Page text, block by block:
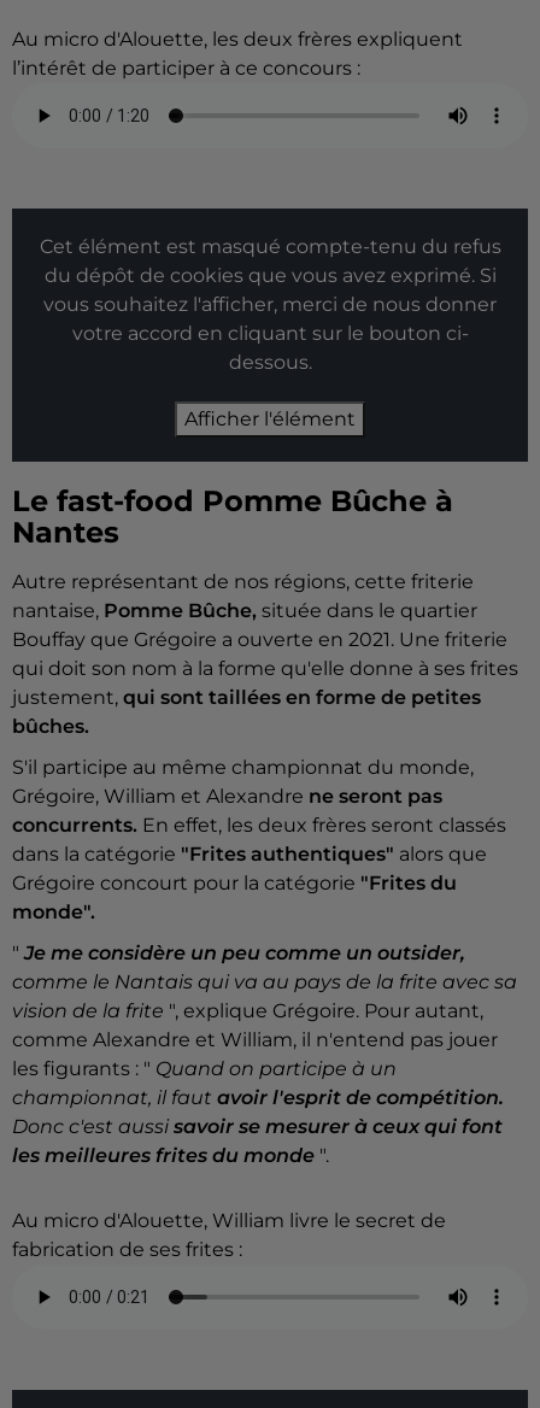
Au micro d'Alouette, les deux frères expliquent
l’intérêt de participer à ce concours :
Cet élément est masqué compte-tenu du refus
du dépôt de cookies que vous avez exprimé. Si
vous souhaitez l'afficher, merci de nous donner
votre accord en cliquant sur le bouton ci-
dessous.
Afficher l'élément
Le fast-food Pomme Bûche à
Nantes
Autre représentant de nos régions, cette friterie
nantaise, Pomme Bûche, située dans le quartier
Bouffay que Grégoire a ouverte en 2021. Une friterie
qui doit son nom à la forme qu'elle donne à ses frites
justement, qui sont taillées en forme de petites
bûches.
S'il participe au même championnat du monde,
Grégoire, William et Alexandre ne seront pas
concurrents. En effet, les deux frères seront classés
dans la catégorie "Frites authentiques" alors que
Grégoire concourt pour la catégorie "Frites du
monde".
"Je me considère un peu comme un outsider,
comme le Nantais qui va au pays de la frite avec sa
vision de la frite ", explique Grégoire. Pour autant,
comme Alexandre et William, il n'entend pas jouer
les figurants : " Quand on participe à un
championnat, il faut avoir l'esprit de compétition.
Donc c'est aussi savoir se mesurer à ceux qui font
les meilleures frites du monde ".
Au micro d'Alouette, William livre le secret de
fabrication de ses frites :